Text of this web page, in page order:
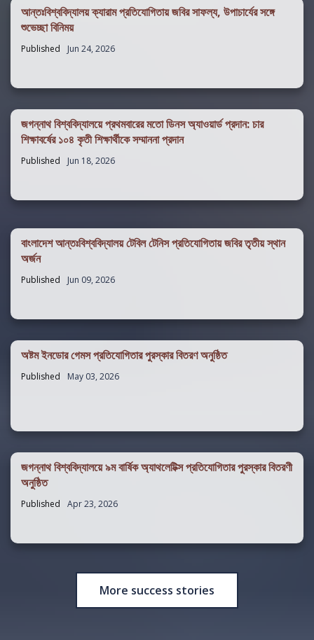
আন্তঃবিশ্ববিদ্যালয় ক্যারাম প্রতিযোগিতায় জবির সাফল্য, উপাচার্যের সঙ্গে
শুভেচ্ছা বিনিময়
Published Jun 24, 2026
জগন্নাথ বিশ্ববিদ্যালয়ে প্রথমবারের মতো ডিনস অ্যাওয়ার্ড প্রদান: চার
শিক্ষাবর্ষের ১০৪ কৃতী শিক্ষার্থীকে সম্মাননা প্রদান
Published Jun 18, 2026
বাংলাদেশ আন্তঃবিশ্ববিদ্যালয় টেবিল টেনিস প্রতিযোগিতায় জবির তৃতীয় স্থান
অর্জন
Published Jun 09, 2026
অষ্টম ইনডোর গেমস প্রতিযোগিতার পুরস্কার বিতরণ অনুষ্ঠিত
Published May 03, 2026
জগন্নাথ বিশ্ববিদ্যালয়ে ৯ম বার্ষিক অ্যাথলেটিক্স প্রতিযোগিতার পুরস্কার বিতরণী
অনুষ্ঠিত
Published Apr 23, 2026
More success stories